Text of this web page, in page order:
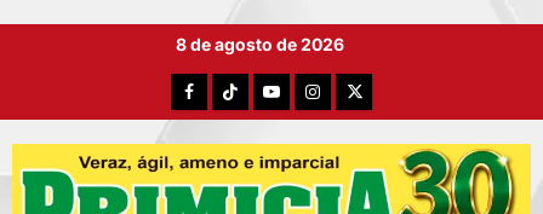
8 de agosto de 2026
FacebookTikTokYouTubeInstagram
X